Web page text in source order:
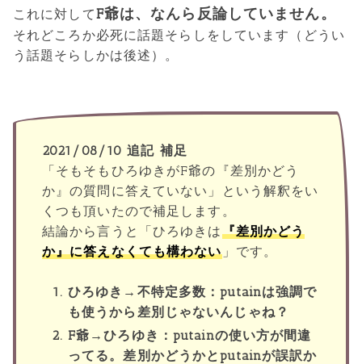
これに対してF爺は、なんら反論していません。
それどころか必死に話題そらしをしています（どうい
う話題そらしかは後述）。
2021/08/10 追記 補足
「そもそもひろゆきがF爺の『差別かどう
か』の質問に答えていない」という解釈をい
くつも頂いたので補足します。
結論から言うと「ひろゆきは『差別かどう
か』に答えなくても構わない」です。
ひろゆき→不特定多数：putainは強調で
も使うから差別じゃないんじゃね？
F爺→ひろゆき：putainの使い方が間違
ってる。差別かどうかとputainが誤訳か